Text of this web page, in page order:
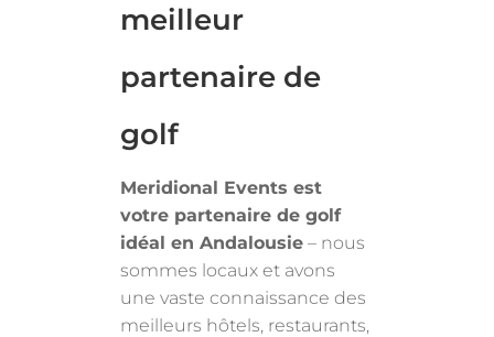
meilleur
partenaire de
golf
Meridional Events est
votre partenaire de golf
idéal en Andalousie – nous
sommes locaux et avons
une vaste connaissance des
meilleurs hôtels, restaurants,